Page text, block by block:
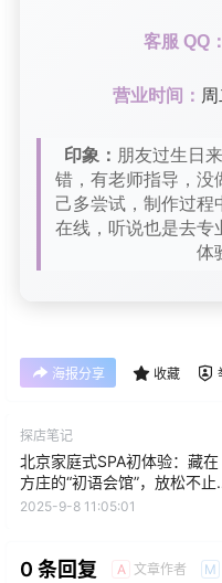
客服 QQ：
营业时间：
印象： 朋友过生日
错，有老师指导，没
己多尝试，制作过程
在线，听说也是去专
体
海报分享 收藏
探店笔记
北京家庭式SPA初体验：藏在
方庄的“初语会馆”，放松不止
一面
2025-9-8 11:05:01
0 条回复 A 文章作者 M